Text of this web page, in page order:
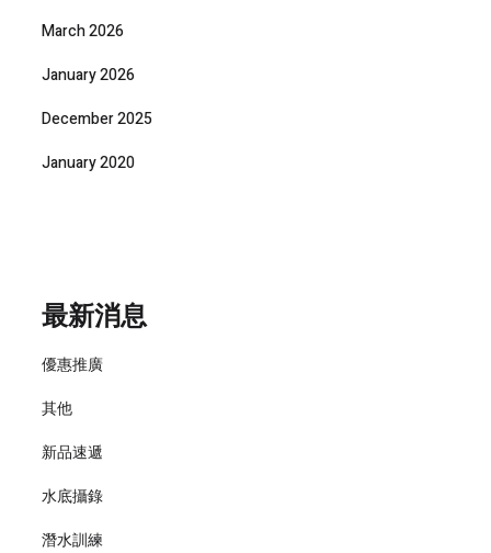
March 2026
January 2026
December 2025
January 2020
最新消息
優惠推廣
其他
新品速遞
水底攝錄
潛水訓練